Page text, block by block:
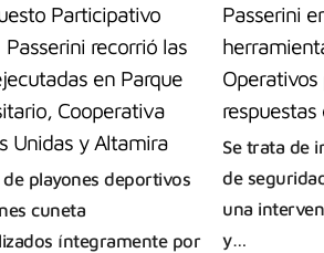
Participativo
recorrió las
en Parque
Cooperativa
Unidas y Altamira
de playones deportivos
cuneta
íntegramente por
Passerini
Se trata de
de
una
y…